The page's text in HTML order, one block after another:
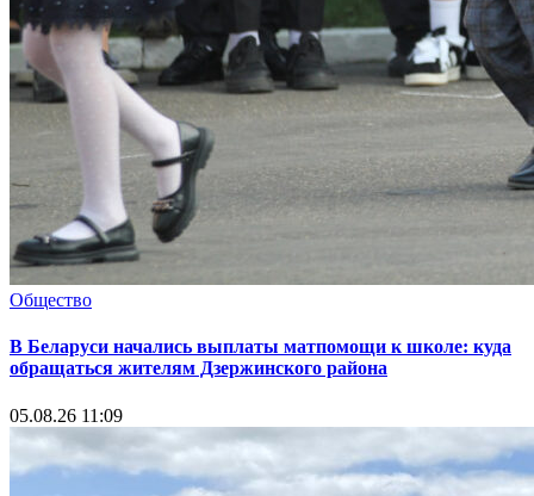
Общество
В Беларуси начались выплаты матпомощи к школе: куда
обращаться жителям Дзержинского района
05.08.26 11:09